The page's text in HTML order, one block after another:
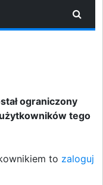
ograniczony
tego
to zaloguj